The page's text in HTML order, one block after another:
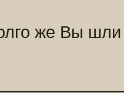
же Вы шли